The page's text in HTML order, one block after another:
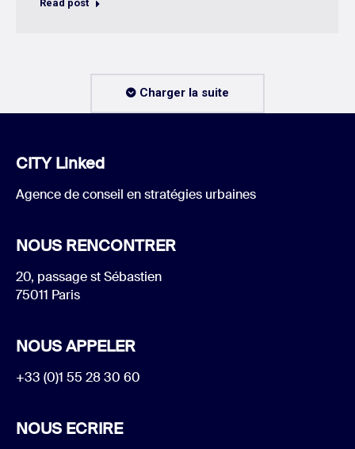
Read post
Charger la suite
CITY Linked
Agence de conseil en stratégies urbaines
NOUS RENCONTRER
20, passage st Sébastien
75011 Paris
NOUS APPELER
+33 (0)1 55 28 30 60
NOUS ECRIRE